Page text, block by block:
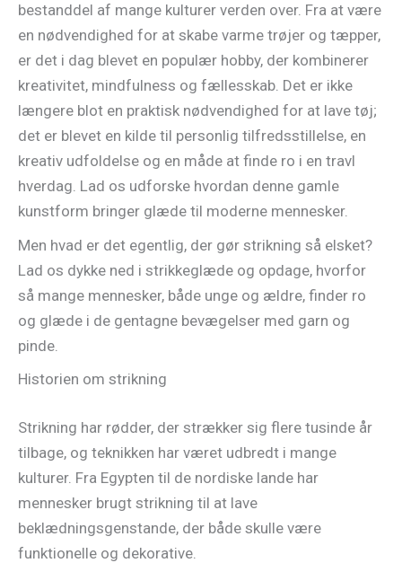
bestanddel af mange kulturer verden over. Fra at være
en nødvendighed for at skabe varme trøjer og tæpper,
er det i dag blevet en populær hobby, der kombinerer
kreativitet, mindfulness og fællesskab. Det er ikke
længere blot en praktisk nødvendighed for at lave tøj;
det er blevet en kilde til personlig tilfredsstillelse, en
kreativ udfoldelse og en måde at finde ro i en travl
hverdag. Lad os udforske hvordan denne gamle
kunstform bringer glæde til moderne mennesker.
Men hvad er det egentlig, der gør strikning så elsket?
Lad os dykke ned i strikkeglæde og opdage, hvorfor
så mange mennesker, både unge og ældre, finder ro
og glæde i de gentagne bevægelser med garn og
pinde.
Historien om strikning
Strikning har rødder, der strækker sig flere tusinde år
tilbage, og teknikken har været udbredt i mange
kulturer. Fra Egypten til de nordiske lande har
mennesker brugt strikning til at lave
beklædningsgenstande, der både skulle være
funktionelle og dekorative.